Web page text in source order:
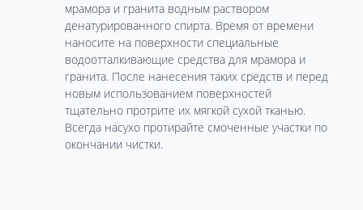
мрамора и гранита водным раствором
денатурированного спирта. Время от времени
наносите на поверхности специальные
водоотталкивающие средства для мрамора и
гранита. После нанесения таких средств и перед
новым использованием поверхностей
тщательно протрите их мягкой сухой тканью.
Всегда насухо протирайте смоченные участки по
окончании чистки.